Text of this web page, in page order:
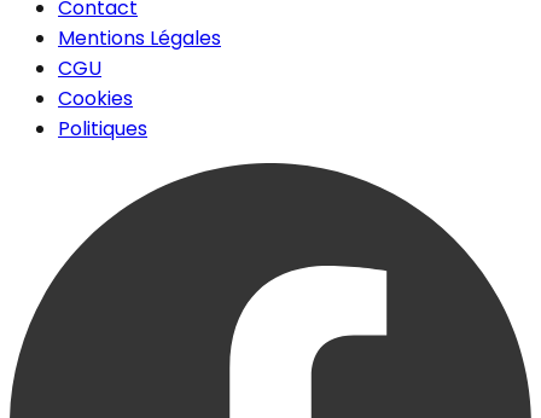
Contact
Mentions Légales
CGU
Cookies
Politiques